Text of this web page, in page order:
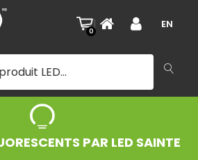
0
| EN
PAR LED SAINTE